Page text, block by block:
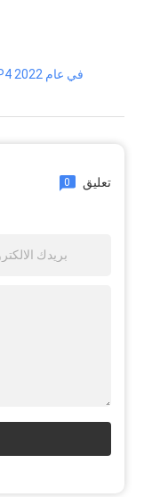
دليل: كيفية تحرير فيديو MP4 في عام 2022
0 تعليق